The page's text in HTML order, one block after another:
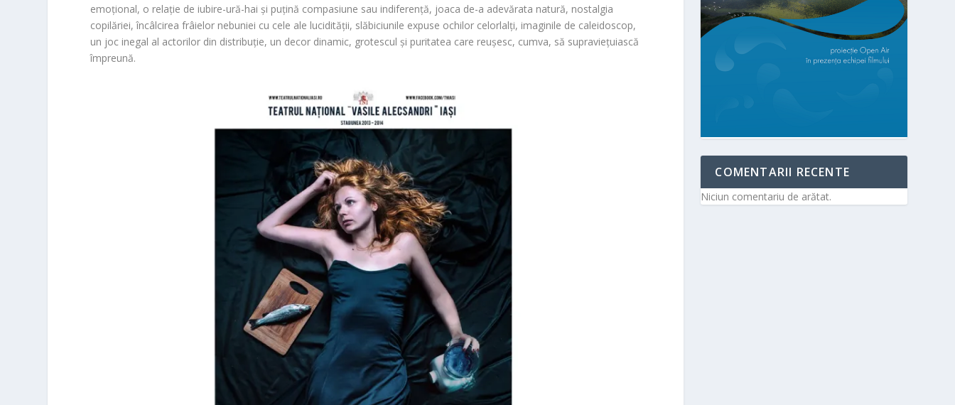
emoțional, o relație de iubire-ură-hai și puțină compasiune sau indiferență, joaca de-a adevărata natură, nostalgia
copilăriei, încâlcirea frâielor nebuniei cu cele ale lucidității, slăbiciunile expuse ochilor celorlalți, imaginile de caleidoscop,
un joc inegal al actorilor din distribuție, un decor dinamic, grotescul și puritatea care reușesc, cumva, să supraviețuiască
împreună.
COMENTARII RECENTE
Niciun comentariu de arătat.